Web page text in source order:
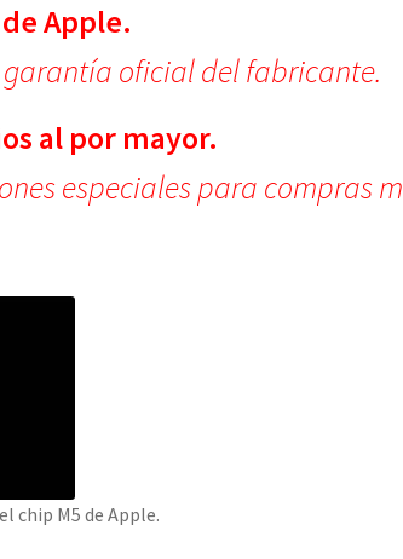
Apple.
oficial del fabricante.
al por mayor.
especiales para compras
chip M5 de Apple.